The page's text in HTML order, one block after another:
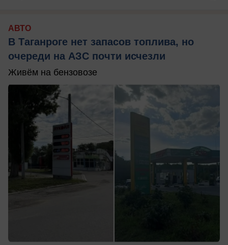
АВТО
В Таганроге нет запасов топлива, но
очереди на АЗС почти исчезли
Живём на бензовозе